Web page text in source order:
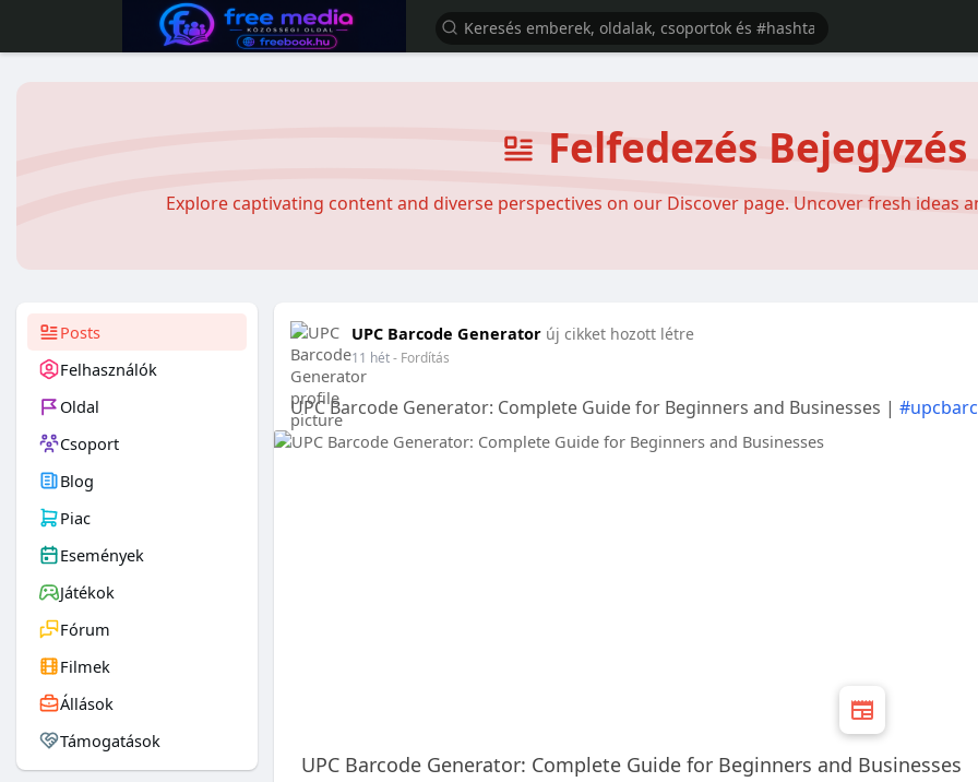
Felfedezés Bejegyzés
Explore captivating content and diverse perspectives on our Discover page. Uncover fresh ideas
Posts
Felhasználók
Oldal
Csoport
Blog
Piac
Események
Játékok
Fórum
Filmek
Állások
Támogatások
UPC Barcode Generator új cikket hozott létre
11 hét- Fordítás
UPC Barcode Generator: Complete Guide for Beginners and Businesses |
UPC Barcode Generator: Complete Guide for Beginners and Businesses